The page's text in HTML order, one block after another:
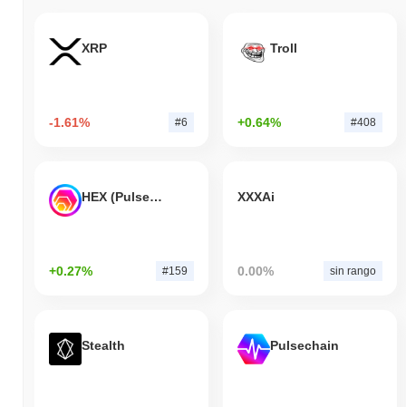
XRP
-1.61% #6
Troll
+0.64% #408
HEX (Pulsechain)
+0.27% #159
XXXAi
0.00% sin rango
Stealth Pulsechain